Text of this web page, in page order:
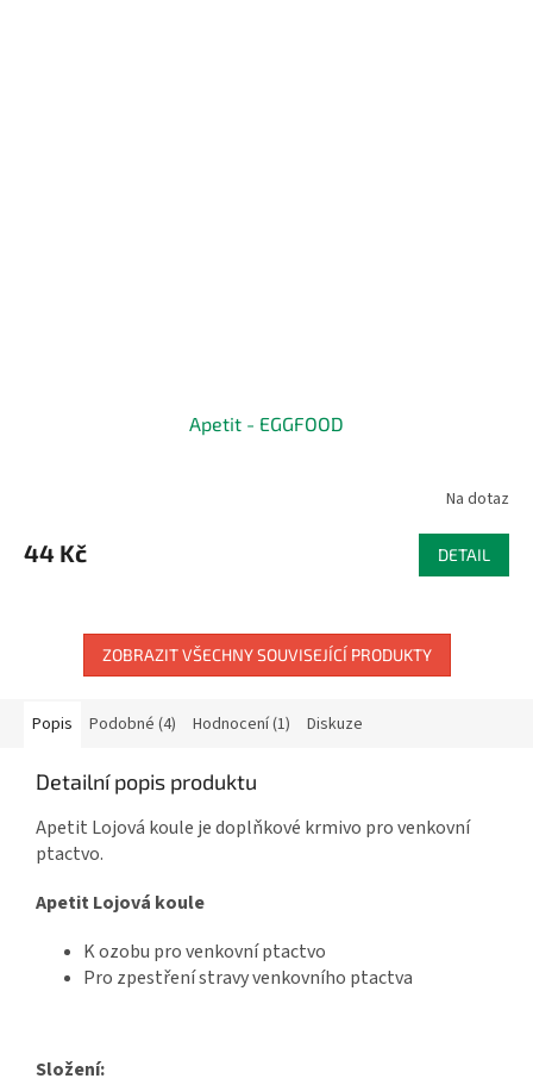
Apetit - EGGFOOD
Na dotaz
44 Kč DETAIL
ZOBRAZIT VŠECHNY SOUVISEJÍCÍ PRODUKTY
Popis Podobné (4) Hodnocení (1) Diskuze
Detailní popis produktu
Apetit Lojová koule je doplňkové krmivo pro venkovní
ptactvo.
Apetit Lojová koule
K ozobu pro venkovní ptactvo
Pro zpestření stravy venkovního ptactva
Složení: